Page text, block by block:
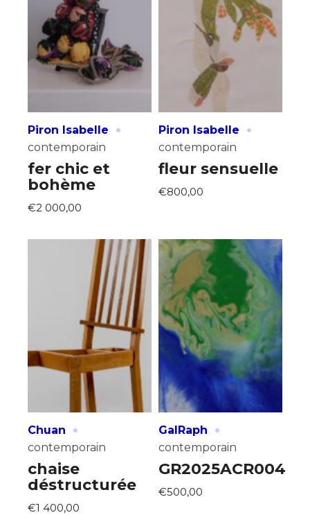
Adresse email*
Nom
Prénom
Statut / Organisation
J'accepte les termes et conditions
Adresse email*
Nom
Piron Isabelle ·
contemporain
fer chic et
bohème
€2 000,00
Piron Isabelle ·
contemporain
fleur sensuelle
€800,00
Chuan ·
contemporain
chaise
déstructurée
€1 400,00
GalRaph ·
contemporain
GR2025ACR004
€500,00